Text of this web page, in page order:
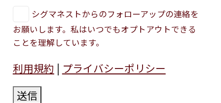
シグマネストからのフォローアップの連絡を
お願いします。私はいつでもオプトアウトできる
ことを理解しています。
利用規約 | プライバシーポリシー
送信